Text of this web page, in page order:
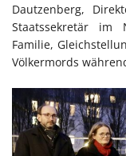
Dautzenberg,
Staatssekretär im
Familie,
Völkermords